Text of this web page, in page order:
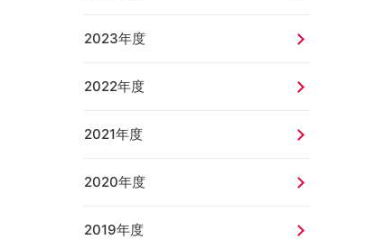
2023年度
2022年度
2021年度
2020年度
2019年度